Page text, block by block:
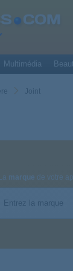
Multimédia
Joint
La marque de votre
Entrez la marque